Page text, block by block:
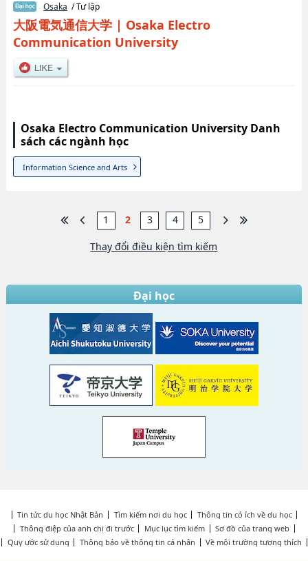
Osaka / Tư lập
大阪電気通信大学| Osaka Electro
Communication University
Osaka Electro Communication University Danh
sách các ngành học
Information Science and Arts
1 2 3 4 5
Thay đổi điều kiện tìm kiếm
Đại học
Tin tức du học Nhật Bản Tìm kiếm nơi du học
Thông tin có ích về du học
Thông điệp của anh chị đi trước
Mục lục tìm kiếm
Sơ đồ của trang web
Quy ước sử dụng
Thông báo về thông tin cá nhân Về môi trường tương thích